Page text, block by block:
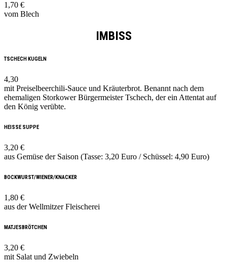
1,70 €
vom Blech
IMBISS
TSCHECH KUGELN
4,30
mit Preiselbeerchili-Sauce und Kräuterbrot. Benannt nach dem
ehemaligen Storkower Bürgermeister Tschech, der ein Attentat auf
den König verübte.
HEISSE SUPPE
3,20 €
aus Gemüse der Saison (Tasse: 3,20 Euro / Schüssel: 4,90 Euro)
BOCKWURST/WIENER/KNACKER
1,80 €
aus der Wellmitzer Fleischerei
MATJESBRÖTCHEN
3,20 €
mit Salat und Zwiebeln